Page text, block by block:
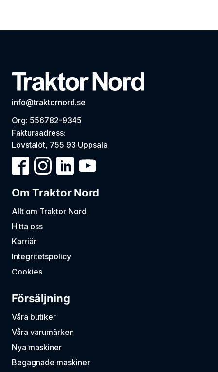
info@traktornord.se
Org: 556782-9345
Fakturaadress:
Lövstalöt, 755 93 Uppsala
Om Traktor Nord
Allt om Traktor Nord
Hitta oss
Karriär
Integritetspolicy
Cookies
Försäljning
Våra butiker
Våra varumärken
Nya maskiner
Begagnade maskiner